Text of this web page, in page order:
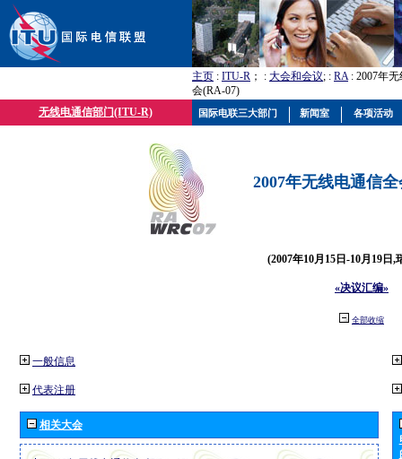
主页 : ITU-R ； : 大会和会议; : RA: 2007年
会(RA-07)
无线电通信部门(ITU-R)
2007年无线电通信
(2007年10月15日-10月19日,
«决议汇编»
全部收缩
一般信息
代表注册
相关大会
国际电联三大部门 新闻室 各项活动